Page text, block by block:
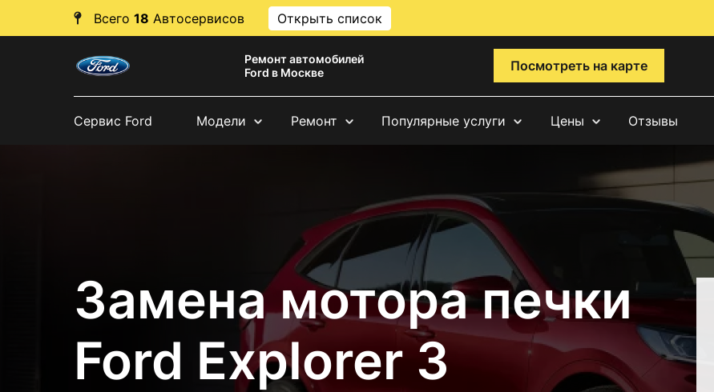
Всего 18 Автосервисов Открыть список
Ремонт автомобилей
Ford в Москве
Посмотреть на карте
Сервис Ford Модели Ремонт Популярные услуги Цены Отзывы
Замена мотора печки
Ford Explorer 3